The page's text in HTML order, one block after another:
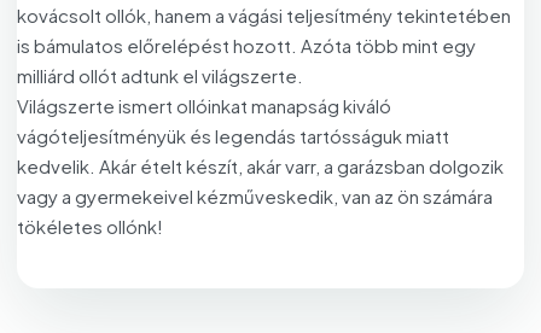
kovácsolt ollók, hanem a vágási teljesítmény tekintetében
is bámulatos előrelépést hozott. Azóta több mint egy
milliárd ollót adtunk el világszerte.
Világszerte ismert ollóinkat manapság kiváló
vágóteljesítményük és legendás tartósságuk miatt
kedvelik. Akár ételt készít, akár varr, a garázsban dolgozik
vagy a gyermekeivel kézműveskedik, van az ön számára
tökéletes ollónk!